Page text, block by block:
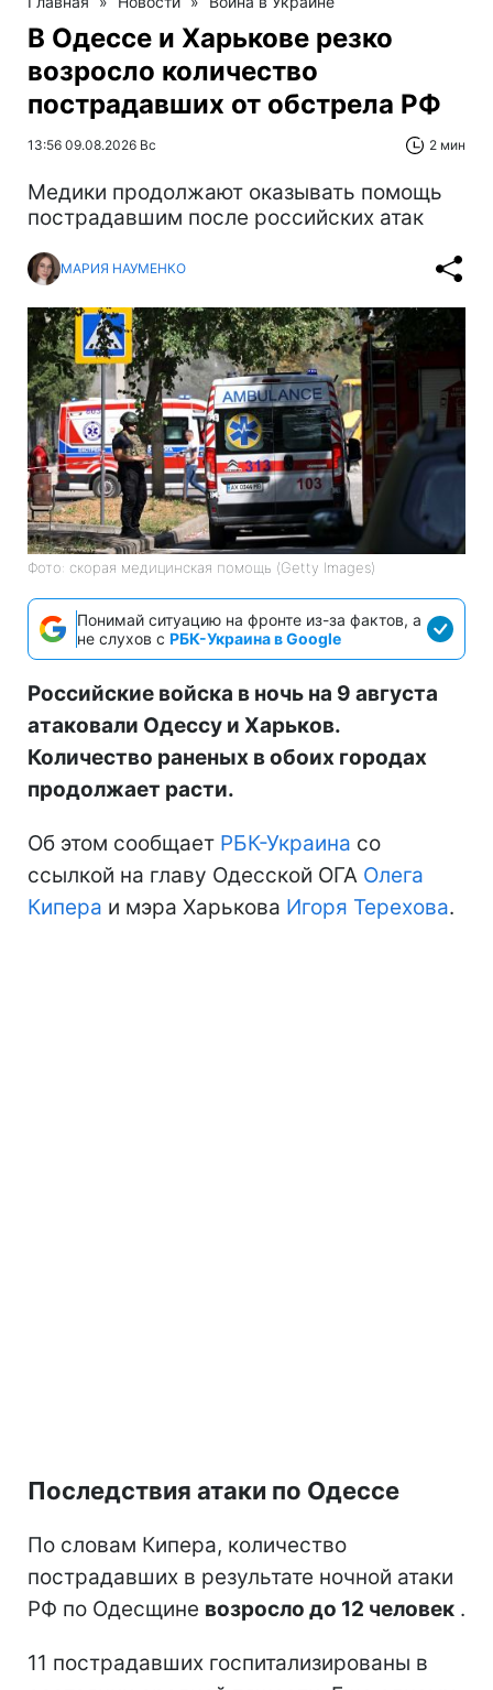
В Одессе и Харькове резко
возросло количество
пострадавших от обстрела РФ
13:56 09.08.2026 Вс 2 мин
Медики продолжают оказывать помощь
пострадавшим после российских атак
МАРИЯ НАУМЕНКО
Фото: скорая медицинская помощь (Getty Images)
Понимай ситуацию на фронте из-за фактов, а
не слухов с РБК-Украина в Google
Российские войска в ночь на 9 августа
атаковали Одессу и Харьков.
Количество раненых в обоих городах
продолжает расти.
Об этом сообщает РБК-Украина со
ссылкой на главу Одесской ОГА Олега
Кипера и мэра Харькова Игоря Терехова.
Последствия атаки по Одессе
По словам Кипера, количество
пострадавших в результате ночной атаки
РФ по Одесщине возросло до 12 человек .
11 пострадавших госпитализированы в